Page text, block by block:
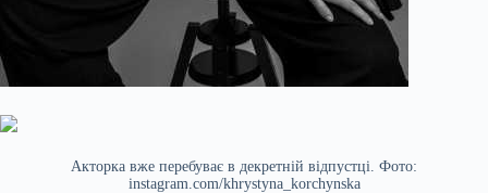
Акторка вже перебуває в декретній відпустці. Фото:
instagram.com/khrystyna_korchynska